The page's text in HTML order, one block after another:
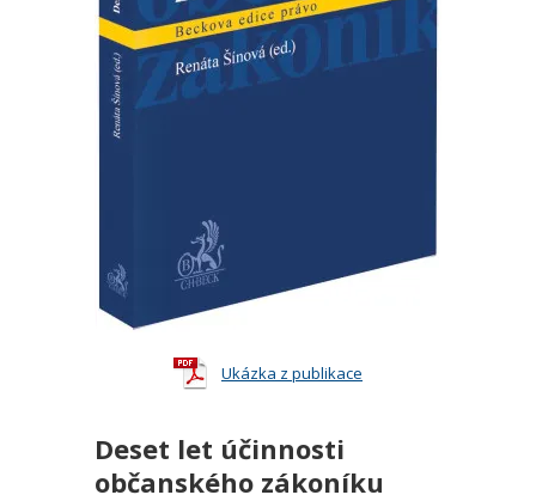
Ukázka z publikace
Deset let účinnosti
občanského zákoníku